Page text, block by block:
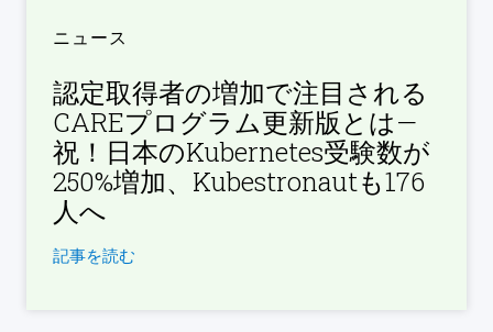
ニュース
認定取得者の増加で注目される
CAREプログラム更新版とは—
祝！日本のKubernetes受験数が
250%増加、Kubestronautも176
人へ
記事を読む